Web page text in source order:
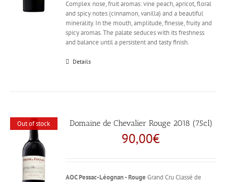
Complex nose, fruit aromas: vine peach, apricot, floral
and spicy notes (cinnamon, vanilla) and a beautiful
minerality. In the mouth, amplitude, finesse, fruity and
spicy aromas. The palate seduces with its freshness
and balance until a persistent and tasty finish.
Details
Out of stock Domaine de Chevalier Rouge 2018 (75cl)
90,00€
AOC Pessac-Léognan - Rouge Grand Cru Classé de